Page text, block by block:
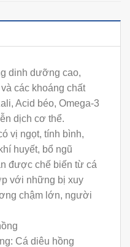
dinh dưỡng cao,
các khoáng chất
Acid béo, Omega-3
dịch cơ thể.
vị ngọt, tính bình,
huyết, bổ ngũ
được chế biến từ cá
với những bị xuy
chậm lớn, người
Cá diêu hồng